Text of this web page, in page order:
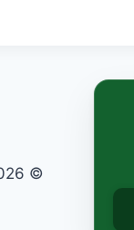
© 2026 בית וגן - WordPress Theme by